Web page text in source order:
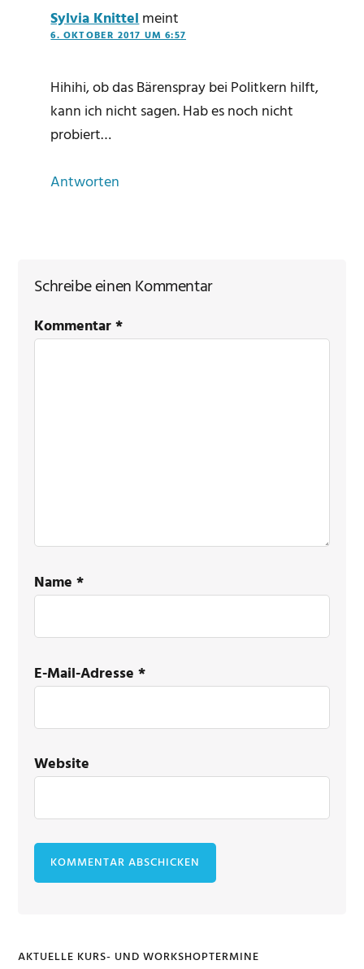
Sylvia Knittelmeint
6. OKTOBER 2017 UM 6:57
Hihihi, ob das Bärenspray bei Politkern hilft,
kann ich nicht sagen. Hab es noch nicht
probiert…
Antworten
Schreibe einen Kommentar
Kommentar*
Name*
E-Mail-Adresse*
Website
AKTUELLE KURS- UND WORKSHOPTERMINE